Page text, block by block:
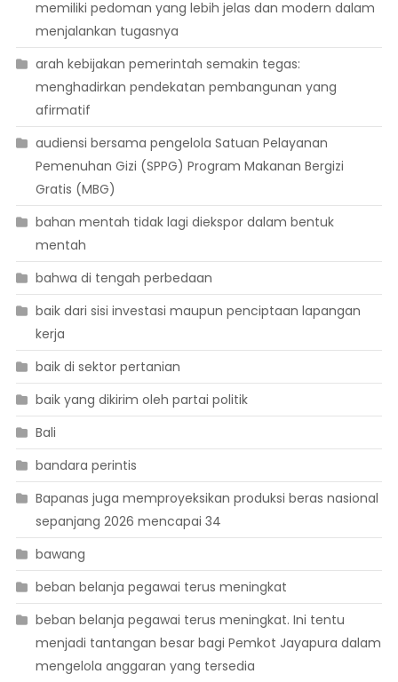
memiliki pedoman yang lebih jelas dan modern dalam
menjalankan tugasnya
arah kebijakan pemerintah semakin tegas:
menghadirkan pendekatan pembangunan yang
afirmatif
audiensi bersama pengelola Satuan Pelayanan
Pemenuhan Gizi (SPPG) Program Makanan Bergizi
Gratis (MBG)
bahan mentah tidak lagi diekspor dalam bentuk
mentah
bahwa di tengah perbedaan
baik dari sisi investasi maupun penciptaan lapangan
kerja
baik di sektor pertanian
baik yang dikirim oleh partai politik
Bali
bandara perintis
Bapanas juga memproyeksikan produksi beras nasional
sepanjang 2026 mencapai 34
bawang
beban belanja pegawai terus meningkat
beban belanja pegawai terus meningkat. Ini tentu
menjadi tantangan besar bagi Pemkot Jayapura dalam
mengelola anggaran yang tersedia